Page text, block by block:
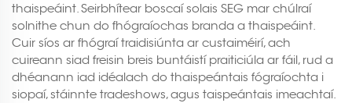
thaispeáint. Seirbhítear boscaí solais SEG mar chúlraí
solnithe chun do fhógraíochas branda a thaispeáint.
Cuir síos ar fhógraí traidisiúnta ar custaiméirí, ach
cuireann siad freisin breis buntáistí praiticiúla ar fáil, rud a
dhéanann iad idéalach do thaispeántais fógraíochta i
siopaí, stáinnte tradeshows, agus taispeántais imeachtaí.